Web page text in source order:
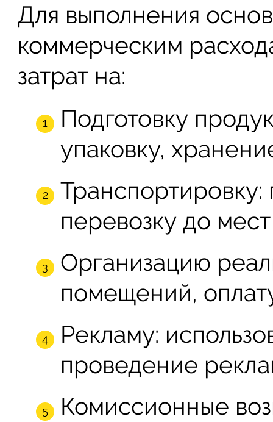
Для выполнения
коммерческим
затрат на:
Подготовку
упаковку,
Транспортировку:
перевозку до
Организацию
помещений,
Рекламу:
проведение
Комиссионные